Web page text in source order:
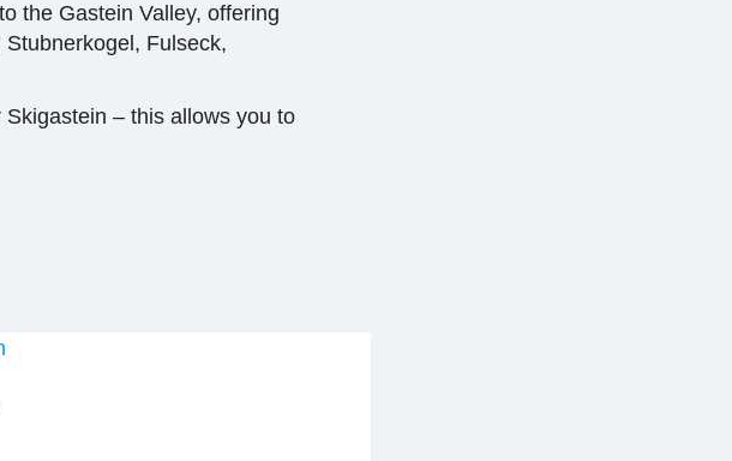
the Gastein Valley, offering
Fulseck,
Skigastein – this allows you to